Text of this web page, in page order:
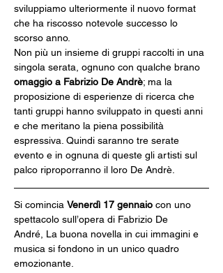
sviluppiamo ulteriormente il nuovo format
che ha riscosso notevole successo lo
scorso anno.
Non più un insieme di gruppi raccolti in una
singola serata, ognuno con qualche brano
omaggio a Fabrizio De Andrè; ma la
proposizione di esperienze di ricerca che
tanti gruppi hanno sviluppato in questi anni
e che meritano la piena possibilità
espressiva. Quindi saranno tre serate
evento e in ognuna di queste gli artisti sul
palco riproporranno il loro De Andrè.
Si comincia Venerdì 17 gennaio con uno
spettacolo sull’opera di Fabrizio De
André, La buona novella in cui immagini e
musica si fondono in un unico quadro
emozionante.